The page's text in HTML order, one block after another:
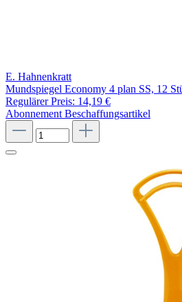
E. Hahnenkratt
Mundspiegel Economy 4 plan SS, 12
Regulärer Preis: 14,19 €
Abonnement Beschaffungsartikel